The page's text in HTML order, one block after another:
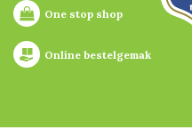
One stop shop
Online bestelgemak